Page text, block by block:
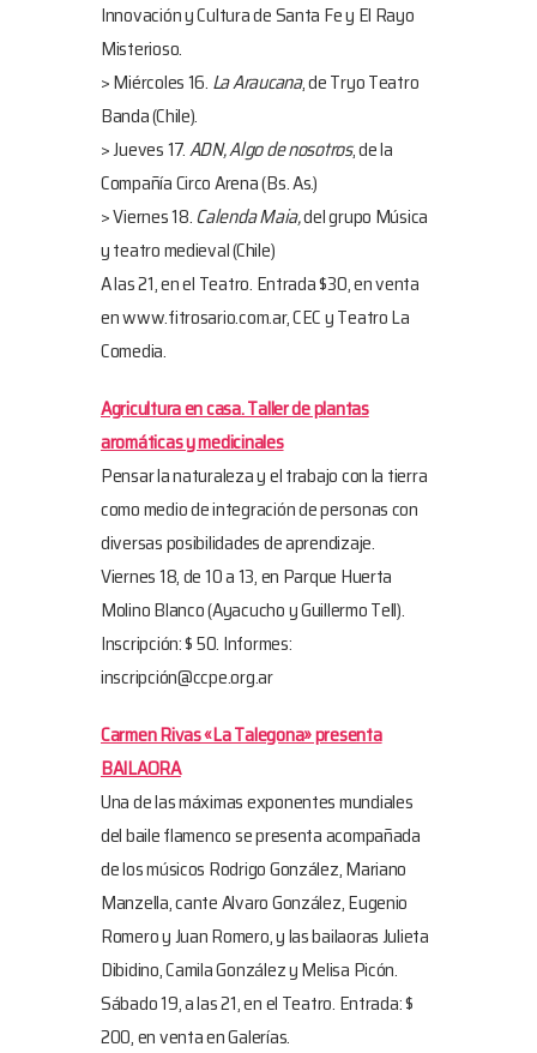
Innovación y Cultura de Santa Fe y El Rayo
Misterioso.
> Miércoles 16. La Araucana, de Tryo Teatro
Banda (Chile).
> Jueves 17.ADN, Algo de nosotros, de la
Compañía Circo Arena (Bs. As.)
> Viernes 18.Calenda Maia,del grupo Música
y teatro medieval (Chile)
A las 21, en el Teatro. Entrada $30, en venta
en www.fitrosario.com.ar, CEC y Teatro La
Comedia.
Agricultura en casa. Taller de plantas
aromáticas y medicinales
Pensar la naturaleza y el trabajo con la tierra
como medio de integración de personas con
diversas posibilidades de aprendizaje.
Viernes 18, de 10 a 13, en Parque Huerta
Molino Blanco (Ayacucho y Guillermo Tell).
Inscripción: $ 50. Informes:
inscripción@ccpe.org.ar
Carmen Rivas «La Talegona» presenta
BAILAORA
Una de las máximas exponentes mundiales
del baile flamenco se presenta acompañada
de los músicos Rodrigo González, Mariano
Manzella, cante Alvaro González, Eugenio
Romero y Juan Romero, y las bailaoras Julieta
Dibidino, Camila González y Melisa Picón.
Sábado 19, a las 21, en el Teatro. Entrada: $
200, en venta en Galerías.